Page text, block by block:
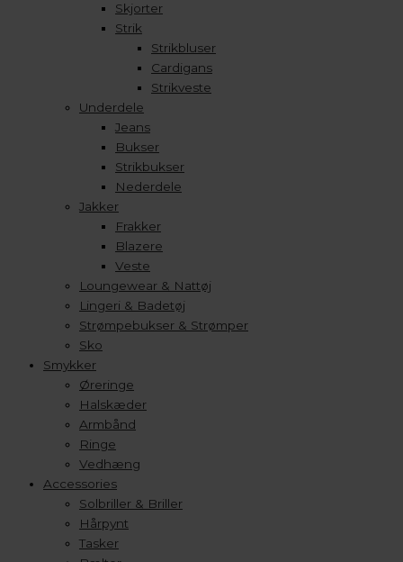
Skjorter
Strik
Strikbluser
Cardigans
Strikveste
Underdele
Jeans
Bukser
Strikbukser
Nederdele
Jakker
Frakker
Blazere
Veste
Loungewear & Nattøj
Lingeri & Badetøj
Strømpebukser & Strømper
Sko
Smykker
Øreringe
Halskæder
Armbånd
Ringe
Vedhæng
Accessories
Solbriller & Briller
Hårpynt
Tasker